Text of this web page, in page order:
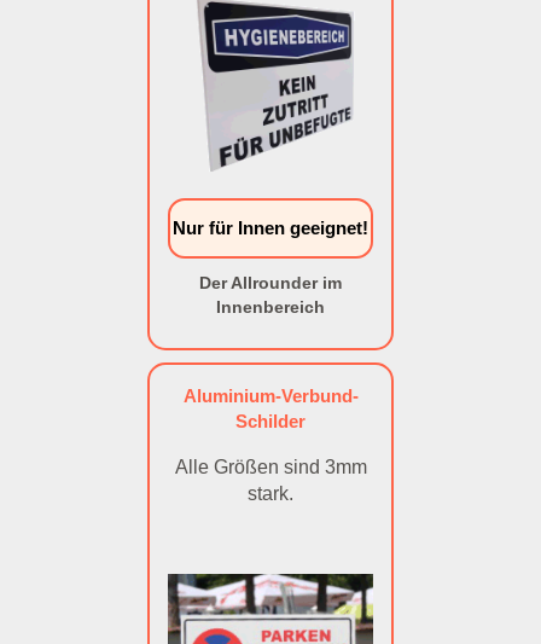
Nur für Innen geeignet!
Der Allrounder im
Innenbereich
Aluminium-Verbund-
Schilder
Alle Größen sind 3mm
stark.